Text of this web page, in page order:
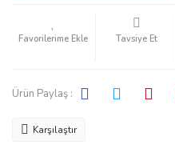
Tavsiye Et
Ürün Paylaş :
Karşılaştır